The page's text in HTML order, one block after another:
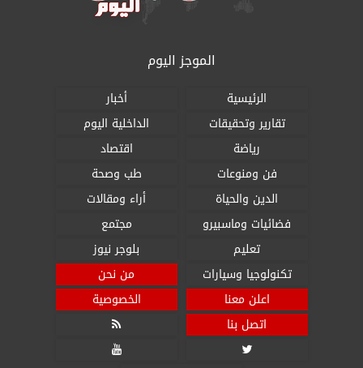
الموجز اليوم
الرئيسية
أخبار
تقارير وتحقيقات
الداخلية اليوم
رياضة
اقتصاد
فن ومنوعات
طب وصحة
الدين والحياة
أراء ومقالات
فضائيات وماسبيرو
مجتمع
تعليم
بلوجر نيوز
تكنولوجيا وسيارات
من نحن
اعلن معنا
الخصوصية
اتصل بنا


